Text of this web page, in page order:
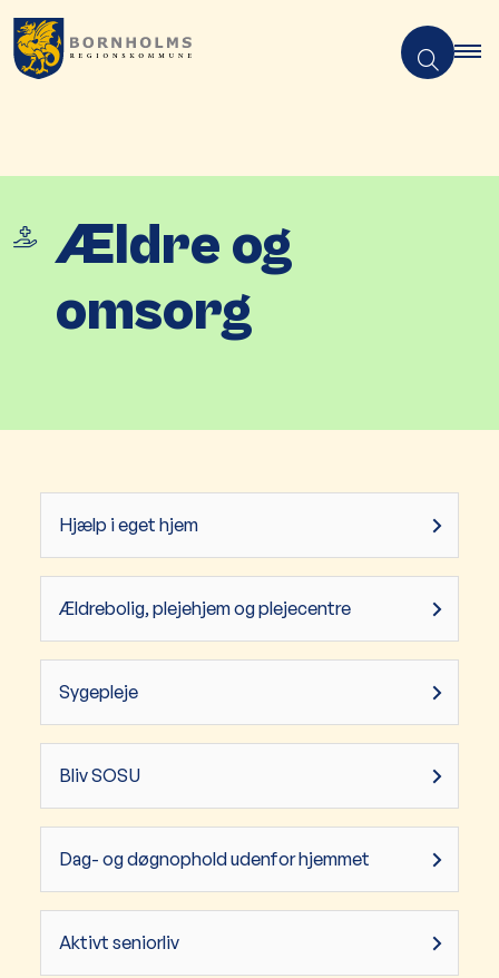
Ældre og
omsorg
Hjælp i eget hjem
Ældrebolig, plejehjem og plejecentre
Sygepleje
Bliv SOSU
Dag- og døgnophold udenfor hjemmet
Aktivt seniorliv